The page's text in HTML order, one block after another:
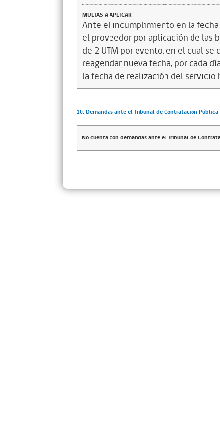
MULTAS A APLICAR
Ante el incumplimiento en la
el proveedor por aplicación de las
de 2 UTM por evento, en el cual
reagendar nueva fecha, por cada
la fecha de realización del
10. Demandas ante el Tribunal de Contratación Pública
No cuenta con demandas ante el Tribunal de